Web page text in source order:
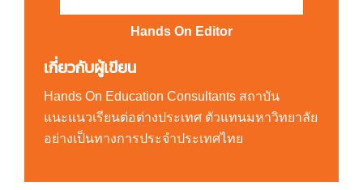
Hands On Editor
เกี่ยวกับผู้เขียน
Hands On Education Consultants สถาบัน
แนะแนวเรียนต่อต่างประเทศ ตัวแทนมหาวิทยาลัย
อย่างเป็นทางการประจำประเทศไทย